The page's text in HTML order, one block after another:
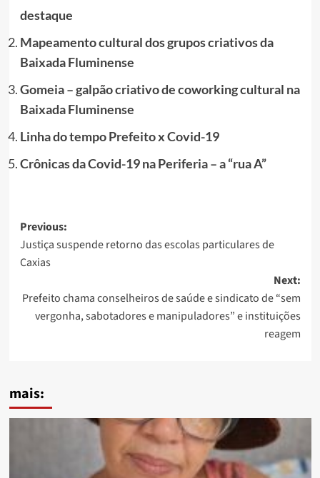
destaque
Mapeamento cultural dos grupos criativos da
Baixada Fluminense
Gomeia – galpão criativo de coworking cultural na
Baixada Fluminense
Linha do tempo Prefeito x Covid-19
Crônicas da Covid-19 na Periferia – a “rua A”
Post
navigation
Previous:
Justiça suspende retorno das escolas particulares de
Caxias
Next:
Prefeito chama conselheiros de saúde e sindicato de “sem
vergonha, sabotadores e manipuladores” e instituições
reagem
mais: